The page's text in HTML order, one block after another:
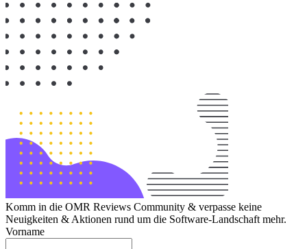
Komm in die OMR Reviews Community & verpasse keine
Neuigkeiten & Aktionen rund um die Software-Landschaft mehr.
Vorname